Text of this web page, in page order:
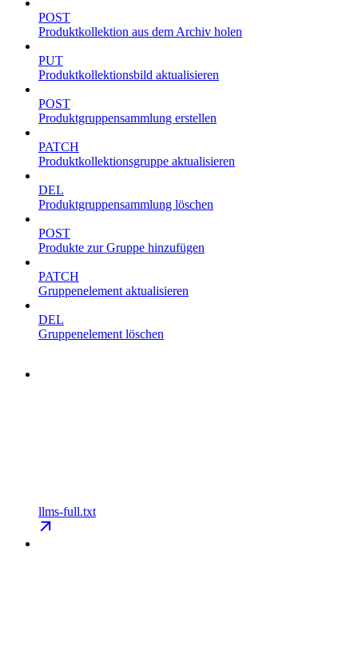
POST
Produktkollektion aus dem Archiv holen
PUT
Produktkollektionsbild aktualisieren
POST
Produktgruppensammlung erstellen
PATCH
Produktkollektionsgruppe aktualisieren
DEL
Produktgruppensammlung löschen
POST
Produkte zur Gruppe hinzufügen
PATCH
Gruppenelement aktualisieren
DEL
Gruppenelement löschen
llms-full.txt